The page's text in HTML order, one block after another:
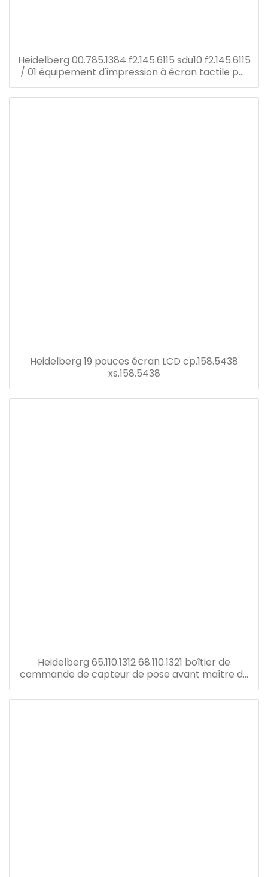
Heidelberg 00.785.1384 f2.145.6115 sdu10 f2.145.6115
/ 01 équipement d'impression à écran tactile pm
52 pièces de rechange pour presse offset
Heidelberg 19 pouces écran LCD cp.158.5438
xs.158.5438
Heidelberg 65.110.1312 68.110.1321 boîtier de
commande de capteur de pose avant maître de
vitesse de remplacement u2 tableau électrique